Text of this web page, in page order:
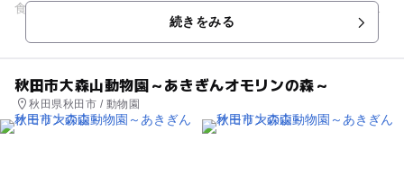
食、各種デザートを提供するカフェテリアもあり、リゾート感
続きをみる
秋田市大森山動物園～あきぎんオモリンの森～
秋田県秋田市 / 動物園